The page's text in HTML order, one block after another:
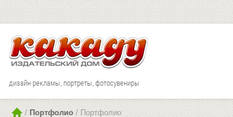
дизайн рекламы, портреты, фотосувениры
/ Портфолио / Портфолио